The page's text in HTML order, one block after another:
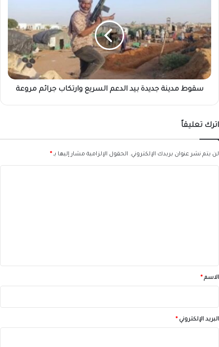
بيد
الدعم
السريع
وارتكاب
جرائم
مروعة
سقوط مدينة جديدة بيد الدعم السريع وارتكاب جرائم مروعة
اترك تعليقاً
لن يتم نشر عنوان بريدك الإلكتروني. الحقول الإلزامية مشار إليها بـ *
*الاسم *
البريد الإلكتروني *